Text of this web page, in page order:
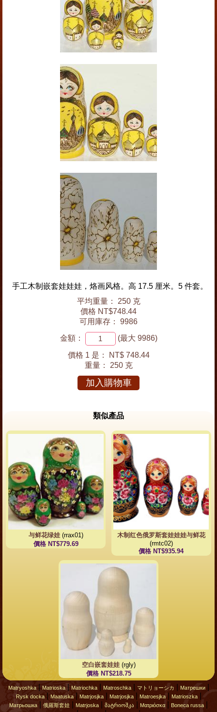
手工木制嵌套娃娃娃，烙画风格。高 17.5 厘米。5 件套。
平均重量： 250 克
價格 NT$748.44
可用庫存： 9986
金額： (最大 9986)
價格 1 是：
NT$ 748.44
重量： 250 克
加入購物車
類似產品
与鲜花绿娃(rrax01)
價格 NT$779.69
木制红色俄罗斯套娃娃娃与鲜花
(rmtc02)
價格 NT$935.94
空白嵌套娃娃(rgly)
價格 NT$218.75
Matryoshka| Matrioska| Matriochka| Matroschka| マトリョーシカ Матрешки|
Rysk docka| Maatuska| Matrjosjka| Matrjosjka| Matroesjka| Matrioszka|
Матрьошка 俄羅斯套娃 Matrjoska მატრიოშკა Ματριόσκα Boneca russa